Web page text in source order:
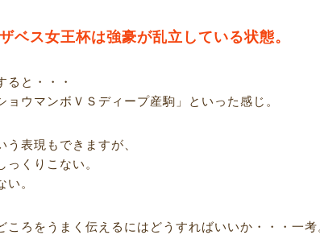
ベス女王杯は強豪が乱立している状態。
ると・・・
ョウマンボＶＳディープ産駒」といった感じ。
う表現もできますが、
っくりこない。
。
ころをうまく伝えるにはどうすればいいか・・・一考